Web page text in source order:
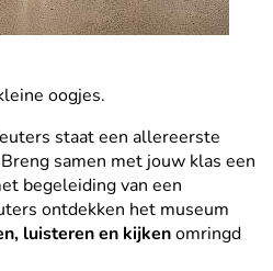
oogjes.
staat een allereerste
samen met jouw klas een
begeleiding van een
ontdekken het museum
luisteren en kijkenomringd